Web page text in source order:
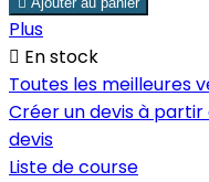
Plus
 En stock
Toutes les meilleures
Créer un devis à
devis
Liste de course